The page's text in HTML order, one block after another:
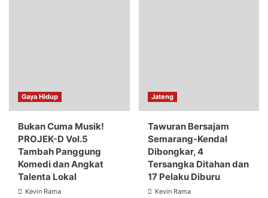
Gaya Hidup
Bukan Cuma Musik!
PROJEK-D Vol.5
Tambah Panggung
Komedi dan Angkat
Talenta Lokal
Kevin Rama
Jateng
Tawuran Bersajam
Semarang-Kendal
Dibongkar, 4
Tersangka Ditahan dan
17 Pelaku Diburu
Kevin Rama